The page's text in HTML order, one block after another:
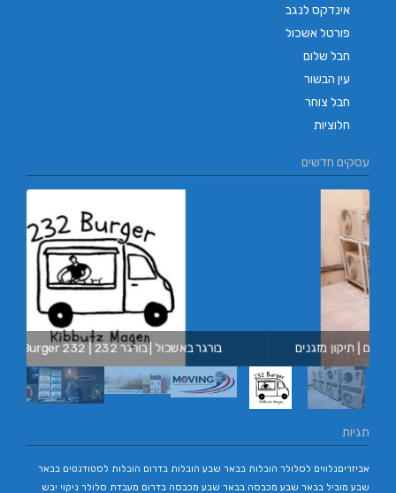
אינדקס לנגב
פורטל אשכול
חבל שלום
עין הבשור
חבל צוחר
חלוציות
עסקים חדשים
בורגר באשכול | בורגר 232 | Burger 232 | בורגר בר
תגיות
אביזריםנלווים לסלולר הובלות בבאר שבע הובלות בדרום הובלות לסטודנטים בבאר
שבע מוביל בבאר שבע מכבסה בבאר שבע מכבסה בדרום מעבדת סלולר ניקוי יבש